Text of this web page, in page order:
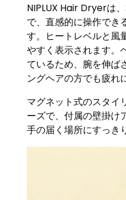
NIPLUX Hair Dryerは
で、直感的に操作でき
す。ヒートレベルと風
やすく表示されます。
ているため、腕を伸ば
ングヘアの方でも疲れ
マグネット式のスタイ
ーズで、付属の壁掛け
手の届く場所にすっき